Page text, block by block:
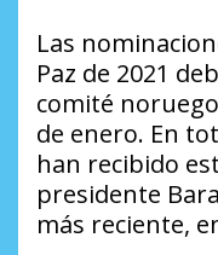
Las
Paz de 2021
comité
de enero. En
han recibido
presidente
más reciente,